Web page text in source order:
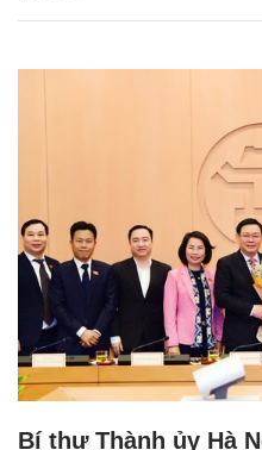
Bí thư Thành ủy Hà